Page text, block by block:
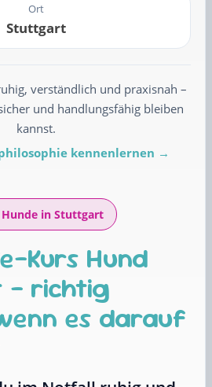
Ort
Stuttgart
verständlich und praxisnah –
und handlungsfähig bleiben
kannst.
kennenlernen →
in Stuttgart
Kurs Hund
richtig
es darauf